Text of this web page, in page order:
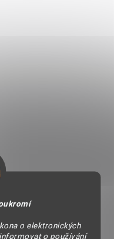
o elektronických
o používání